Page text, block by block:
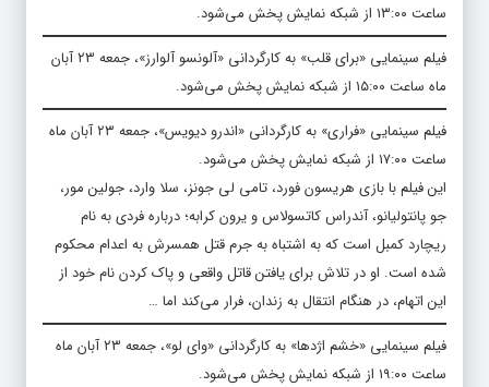
ساعت ۱۳:۰۰ از شبکه نمایش پخش می‌شود.
فیلم سینمایی «برای قلب» به کارگردانی «آلونسو آلوارز»، جمعه ۲۳ آبان
ماه ساعت ۱۵:۰۰ از شبکه نمایش پخش می‌شود.
فیلم سینمایی «فراری» به کارگردانی «اندرو دیویس»، جمعه ۲۳ آبان ماه
ساعت ۱۷:۰۰ از شبکه نمایش پخش می‌شود.
این فیلم با بازی هریسون فورد، تامی لی جونز، سلا وارد، جولین مور،
جو پانتولیانو، آندراس کاتسولاس و یرون کرابه؛ درباره فردی به نام
ریچارد کمبل است که به اشتباه به جرم قتل همسرش به اعدام محکوم
شده است. او در تلاش برای یافتن قاتل واقعی و پاک کردن نام خود از
این اتهام، در هنگام انتقال به زندان، فرار می‌کند اما …
فیلم سینمایی «خشم اژدها» به کارگردانی «وای لو»، جمعه ۲۳ آبان ماه
ساعت ۱۹:۰۰ از شبکه نمایش پخش می‌شود.